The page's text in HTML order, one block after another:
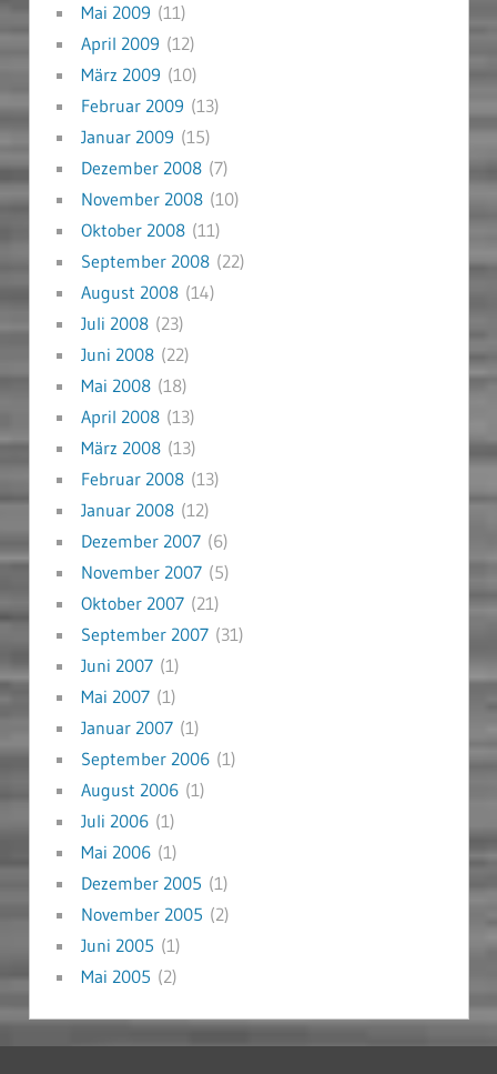
Mai 2009 (11)
April 2009 (12)
März 2009 (10)
Februar 2009 (13)
Januar 2009 (15)
Dezember 2008(7)
November 2008(10)
Oktober 2008(11)
September 2008(22)
August 2008(14)
Juli 2008(23)
Juni 2008(22)
Mai 2008(18)
April 2008(13)
März 2008(13)
Februar 2008(13)
Januar 2008(12)
Dezember 2007(6)
November 2007(5)
Oktober 2007(21)
September 2007(31)
Juni 2007(1)
Mai 2007(1)
Januar 2007(1)
September 2006(1)
August 2006(1)
Juli 2006(1)
Mai 2006(1)
Dezember 2005 (1)
November 2005 (2)
Juni 2005 (1)
Mai 2005 (2)